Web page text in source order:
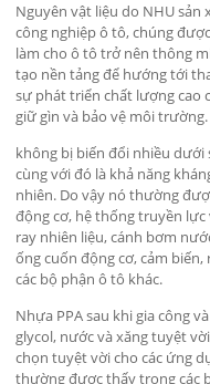
Nguyên vật liệu do NHU
công nghiệp ô tô, chúng
làm cho ô tô trở nên thông
tạo nền tảng để hướng tới
sự phát triển chất lượng cao
giữ gìn và bảo vệ môi trường.
không bị biến đổi nhiều
cùng với đó là khả năng
nhiên. Do vậy nó thường
động cơ, hệ thống truyền
ray nhiên liệu, cánh bơm
ống cuốn động cơ, cảm biến,
các bộ phận ô tô khác.
Nhựa PPA sau khi gia công
glycol, nước và xăng tuyệt
chọn tuyệt vời cho các ứng
thường được thấy trong các